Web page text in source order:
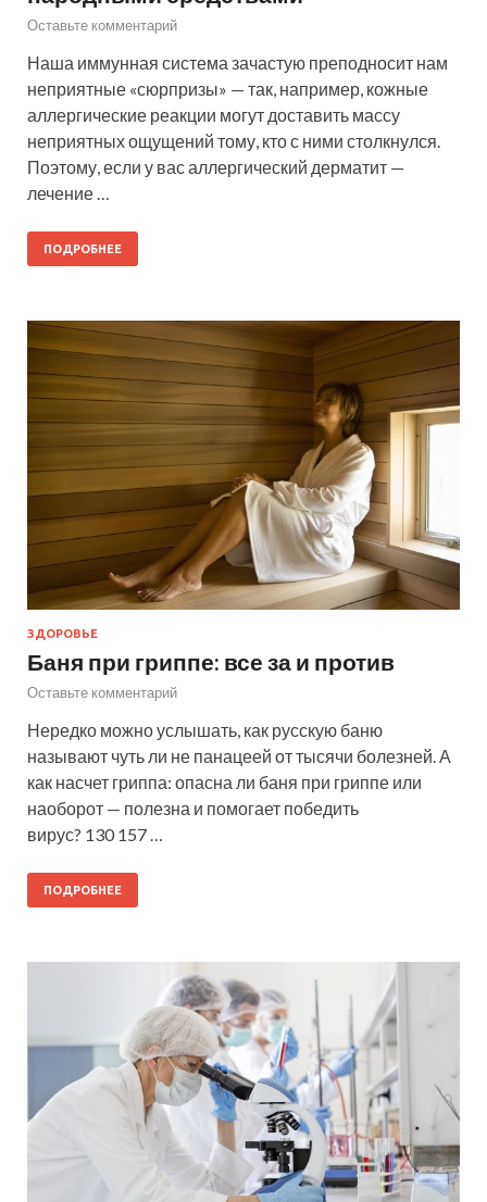
Оставьте комментарий
Наша иммунная система зачастую преподносит нам
неприятные «сюрпризы» — так, например, кожные
аллергические реакции могут доставить массу
неприятных ощущений тому, кто с ними столкнулся.
Поэтому, если у вас аллергический дерматит —
лечение …
ПОДРОБНЕЕ
ЗДОРОВЬЕ
Баня при гриппе: все за и против
Оставьте комментарий
Нередко можно услышать, как русскую баню
называют чуть ли не панацеей от тысячи болезней. А
как насчет гриппа: опасна ли баня при гриппе или
наоборот — полезна и помогает победить
вирус? 130 157 …
ПОДРОБНЕЕ